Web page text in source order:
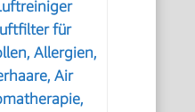
für
Allergien,
Air